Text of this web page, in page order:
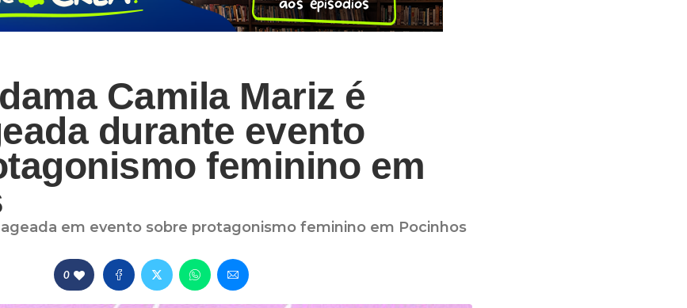
Camila Mariz é
durante evento
feminino em
em evento sobre protagonismo feminino em Pocinhos
0